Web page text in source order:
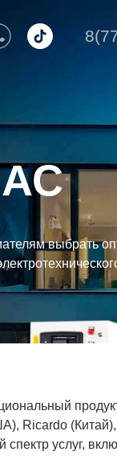
выбрать
Ricardo
услуг,